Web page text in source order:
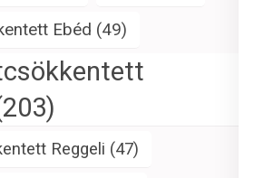
Ebéd (49)
Reggeli (47)